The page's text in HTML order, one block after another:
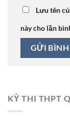
Lưu tên
này cho lần
KỲ THI THPT